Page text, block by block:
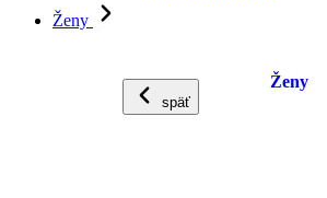
Ženy
späť
Ženy